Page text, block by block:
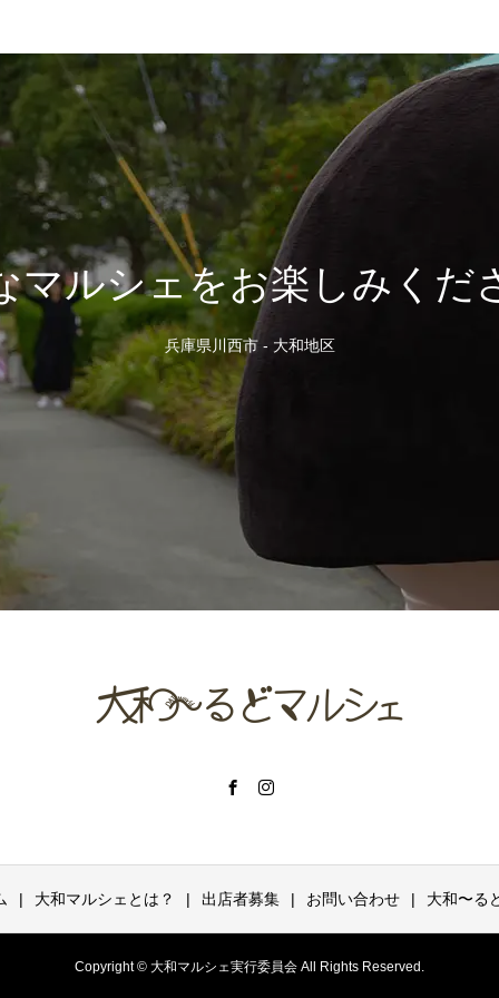
マルシェをお楽しみくだ
兵庫県川西市 - 大和地区
大和マルシェとは？ 出店者募集 お問い合わせ 大和〜る
Copyright © 大和マルシェ実行委員会 All Rights Reserved.